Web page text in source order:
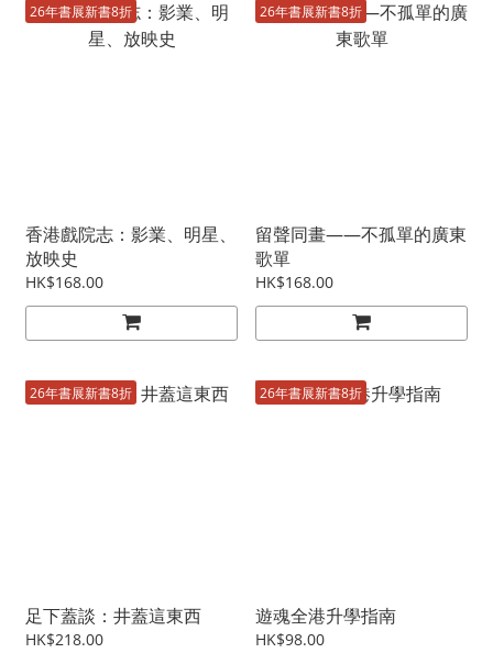
26年書展新書8折
香港戲院志：影業、明星、
放映史
HK$168.00
26年書展新書8折
留聲同畫——不孤單的廣東
歌單
HK$168.00
26年書展新書8折
足下蓋談：井蓋這東西
HK$218.00
26年書展新書8折
遊魂全港升學指南
HK$98.00